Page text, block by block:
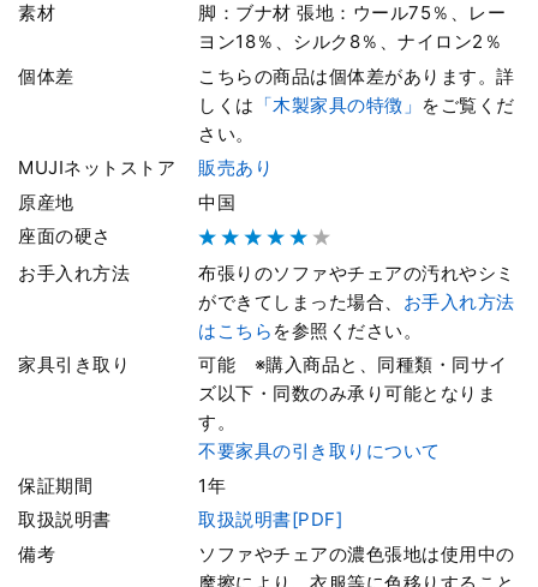
素材
脚：ブナ材 張地：ウール75％、レー
ヨン18％、シルク8％、ナイロン2％
個体差
こちらの商品は個体差があります。詳
しくは 「木製家具の特徴」 をご覧くだ
さい。
MUJIネットストア
販売あり
原産地
中国
座面の硬さ
お手入れ方法
布張りのソファやチェアの汚れやシミ
ができてしまった場合、 お手入れ方法
はこちら を参照ください。
家具引き取り
可能 ※購入商品と、同種類・同サイ
ズ以下・同数のみ承り可能となりま
す。
不要家具の引き取りについて
保証期間
1年
取扱説明書
取扱説明書[PDF]
備考
ソファやチェアの濃色張地は使用中の